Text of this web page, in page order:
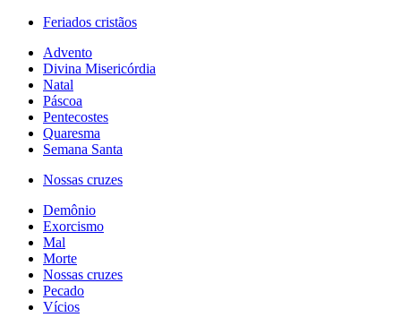
Feriados cristãos
Advento
Divina Misericórdia
Natal
Páscoa
Pentecostes
Quaresma
Semana Santa
Nossas cruzes
Demônio
Exorcismo
Mal
Morte
Nossas cruzes
Pecado
Vícios